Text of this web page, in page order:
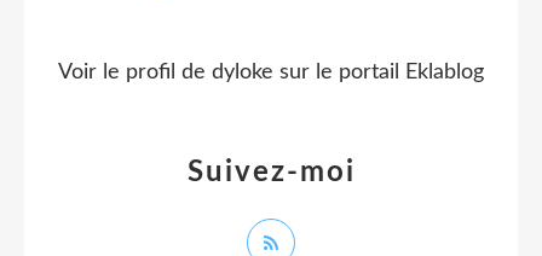
Suivez-moi
Voir le profil de dyloke sur le portail Eklablog